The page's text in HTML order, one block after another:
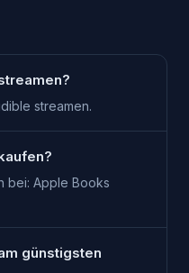
streamen.
bei: Apple Books
günstigsten